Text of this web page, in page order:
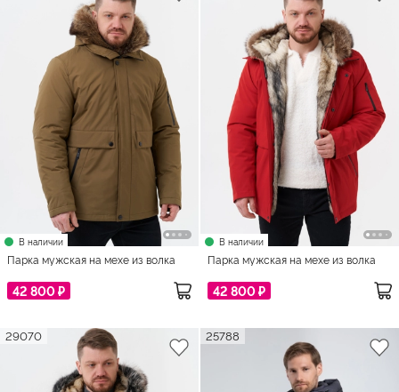
В наличии
Парка мужская на мехе из волка
42 800 ₽
В наличии
Парка мужская на мехе из волка
42 800 ₽
29070 25788